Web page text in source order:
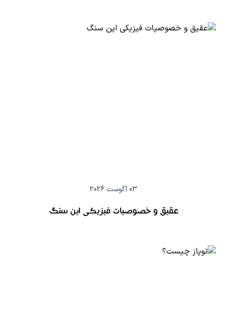
03 آگوست 2026
عقیق و خصوصیات فیزیکی این سنگ